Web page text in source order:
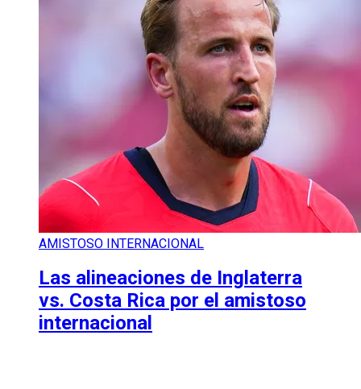
AMISTOSO INTERNACIONAL
Las alineaciones de Inglaterra
vs. Costa Rica por el amistoso
internacional